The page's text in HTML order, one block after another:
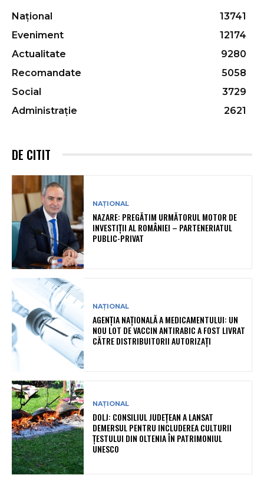
Național
13741
Eveniment
12174
Actualitate
9280
Recomandate
5058
Social
3729
Administrație
2621
DE CITIT
NAȚIONAL
NAZARE: PREGĂTIM URMĂTORUL MOTOR DE
INVESTIȚII AL ROMÂNIEI – PARTENERIATUL
PUBLIC-PRIVAT
NAȚIONAL
AGENȚIA NAȚIONALĂ A MEDICAMENTULUI: UN
NOU LOT DE VACCIN ANTIRABIC A FOST LIVRAT
CĂTRE DISTRIBUITORII AUTORIZAȚI
NAȚIONAL
DOLJ: CONSILIUL JUDEȚEAN A LANSAT
DEMERSUL PENTRU INCLUDEREA CULTURII
ȚESTULUI DIN OLTENIA ÎN PATRIMONIUL
UNESCO